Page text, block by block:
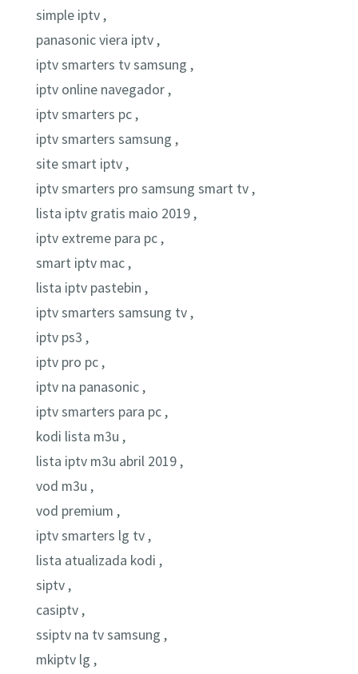
simple iptv ,
panasonic viera iptv ,
iptv smarters tv samsung ,
iptv online navegador ,
iptv smarters pc ,
iptv smarters samsung ,
site smart iptv ,
iptv smarters pro samsung smart tv ,
lista iptv gratis maio 2019 ,
iptv extreme para pc ,
smart iptv mac ,
lista iptv pastebin ,
iptv smarters samsung tv ,
iptv ps3 ,
iptv pro pc ,
iptv na panasonic ,
iptv smarters para pc ,
kodi lista m3u ,
lista iptv m3u abril 2019 ,
vod m3u ,
vod premium ,
iptv smarters lg tv ,
lista atualizada kodi ,
siptv ,
casiptv ,
ssiptv na tv samsung ,
mkiptv lg ,